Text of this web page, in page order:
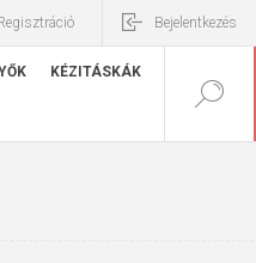
Bejelentkezés
KÉZITÁSKÁK